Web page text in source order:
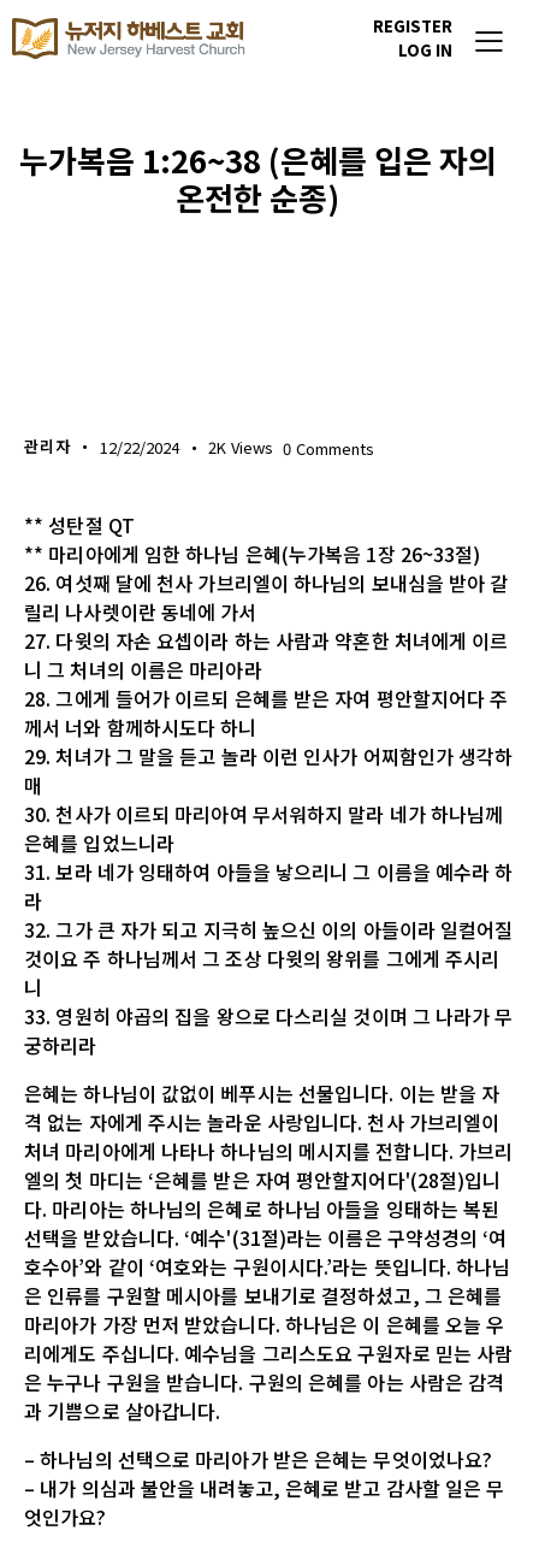
REGISTER
LOG IN
누가복음 1:26~38 (은혜를 입은 자의
온전한 순종)
관리자 12/22/2024 2K Views 0 Comments
** 성탄절 QT
** 마리아에게 임한 하나님 은혜(누가복음 1장 26~33절)
26. 여섯째 달에 천사 가브리엘이 하나님의 보내심을 받아 갈
릴리 나사렛이란 동네에 가서
27. 다윗의 자손 요셉이라 하는 사람과 약혼한 처녀에게 이르
니 그 처녀의 이름은 마리아라
28. 그에게 들어가 이르되 은혜를 받은 자여 평안할지어다 주
께서 너와 함께하시도다 하니
29. 처녀가 그 말을 듣고 놀라 이런 인사가 어찌함인가 생각하
매
30. 천사가 이르되 마리아여 무서워하지 말라 네가 하나님께
은혜를 입었느니라
31. 보라 네가 잉태하여 아들을 낳으리니 그 이름을 예수라 하
라
32. 그가 큰 자가 되고 지극히 높으신 이의 아들이라 일컬어질
것이요 주 하나님께서 그 조상 다윗의 왕위를 그에게 주시리
니
33. 영원히 야곱의 집을 왕으로 다스리실 것이며 그 나라가 무
궁하리라
은혜는 하나님이 값없이 베푸시는 선물입니다. 이는 받을 자
격 없는 자에게 주시는 놀라운 사랑입니다. 천사 가브리엘이
처녀 마리아에게 나타나 하나님의 메시지를 전합니다. 가브리
엘의 첫 마디는 ‘은혜를 받은 자여 평안할지어다'(28절)입니
다. 마리아는 하나님의 은혜로 하나님 아들을 잉태하는 복된
선택을 받았습니다. ‘예수'(31절)라는 이름은 구약성경의 ‘여
호수아’와 같이 ‘여호와는 구원이시다.’라는 뜻입니다. 하나님
은 인류를 구원할 메시아를 보내기로 결정하셨고, 그 은혜를
마리아가 가장 먼저 받았습니다. 하나님은 이 은혜를 오늘 우
리에게도 주십니다. 예수님을 그리스도요 구원자로 믿는 사람
은 누구나 구원을 받습니다. 구원의 은혜를 아는 사람은 감격
과 기쁨으로 살아갑니다.
– 하나님의 선택으로 마리아가 받은 은혜는 무엇이었나요?
– 내가 의심과 불안을 내려놓고, 은혜로 받고 감사할 일은 무
엇인가요?